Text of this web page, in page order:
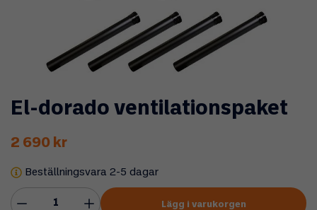
El-dorado ventilationspaket
2 690 kr
Beställningsvara 2-5 dagar
Lägg i varukorgen